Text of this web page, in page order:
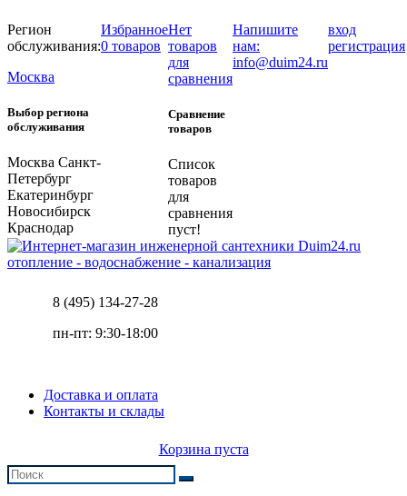
Регион
обслуживания:
Москва
Выбор региона
обслуживания
Москва Санкт-
Петербург
Екатеринбург
Новосибирск
Краснодар
Избранное
0 товаров
Нет
товаров
для
сравнения
Сравнение
товаров
Список
товаров
для
сравнения
пуст!
Напишите
нам:
info@duim24.ru
вход
регистрация
отопление - водоснабжение - канализация
8 (495) 134-27-28
пн-пт: 9:30-18:00
Доставка и оплата
Контакты и склады
Корзина пуста